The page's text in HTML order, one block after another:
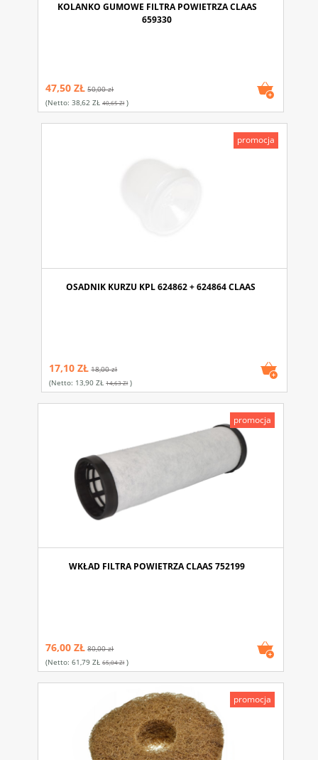
KOLANKO GUMOWE FILTRA POWIETRZA CLAAS
659330
47,50 ZŁ 50,00 zł
(netto:38,62 ZŁ 40,65 Zł)
OSADNIK KURZU KPL 624862 + 624864 CLAAS
17,10 ZŁ 18,00 zł
(netto: 13,90 ZŁ 14,63 Zł)
promocja
WKŁAD FILTRA POWIETRZA CLAAS 752199
76,00 ZŁ 80,00 zł
(netto:61,79 ZŁ 65,04 Zł)
promocja
promocja